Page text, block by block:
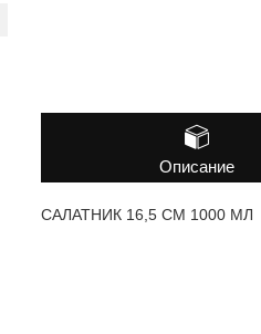
Описание
САЛАТНИК 16,5 СМ 1000 МЛ